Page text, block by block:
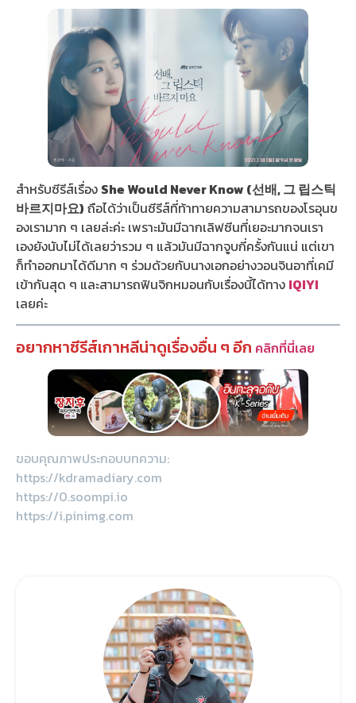
สำหรับซีรีส์เรื่อง She Would Never Know (선배, 그 립스틱
바르지마요) ถือได้ว่าเป็นซีรีส์ที่ท้าทายความสามารถของโรอุนข
องเรามาก ๆ เลยล่ะค่ะ เพราะมันมีฉากเลิฟซีนที่เยอะมากจนเรา
เองยังนับไม่ได้เลยว่ารวม ๆ แล้วมันมีฉากจูบกี่ครั้งกันแน่ แต่เขา
ก็ทำออกมาได้ดีมาก ๆ ร่วมด้วยกับนางเอกอย่างวอนจินอาที่เคมี
เข้ากันสุด ๆ และสามารถฟินจิกหมอนกับเรื่องนี้ได้ทาง IQIYI
เลยค่ะ
อยากหาซีรีส์เกาหลีน่าดูเรื่องอื่น ๆ อีก คลิกที่นี่เลย
ขอบคุณภาพประกอบบทความ:
https://kdramadiary.com
https://0.soompi.io
https://i.pinimg.com